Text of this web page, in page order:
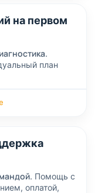
на первом
план
Помощь с
оплатой,